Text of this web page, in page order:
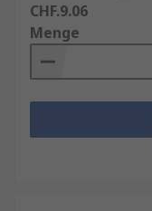
CHF.9.06
Menge